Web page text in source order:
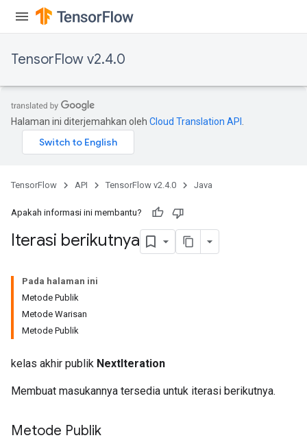
TensorFlow v2.4.0
Halaman ini diterjemahkan oleh Cloud Translation API
TensorFlow API TensorFlow v2.4.0 Java
Apakah informasi ini membantu?
Iterasi berikutnya
Pada halaman ini
Metode Publik
Metode Warisan
Metode Publik
kelas akhir publik NextIteration
Membuat masukannya tersedia untuk iterasi berikutnya.
Metode Publik